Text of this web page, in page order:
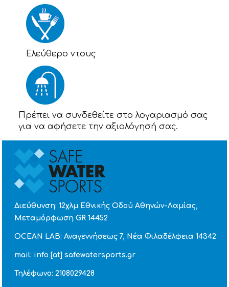
Eλεύθερο ντους
Πρέπει να συνδεθείτε στο λογαριασμό σας
για να αφήσετε την αξιολόγησή σας.
Διεύθυνση: 12χλμ Εθνικής Οδού Αθηνών-Λαμίας,
Μεταμόρφωση GR 14452
OCEAN LAB: Αναγεννήσεως 7, Νέα Φιλαδέλφεια 14342
mail: info [at] safewatersports.gr
Τηλέφωνο: 2108029428